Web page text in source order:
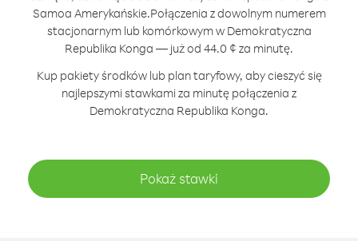
Samoa Amerykańskie.Połączenia z dowolnym numerem
stacjonarnym lub komórkowym w Demokratyczna
Republika Konga — już od 44.0 ¢ za minutę.
Kup pakiety środków lub plan taryfowy, aby cieszyć się
najlepszymi stawkami za minutę połączenia z
Demokratyczna Republika Konga.
Pokaż stawki